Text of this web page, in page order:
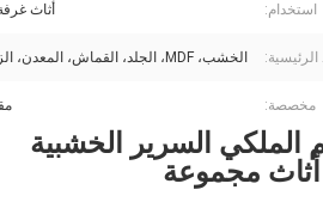
استخدام: أثاث
الرئيسية: الخشب، MDF، الجلد، القماش، المعدن، الزجاج
مخصصة:
الملكي السرير الخشبية
مجموعة